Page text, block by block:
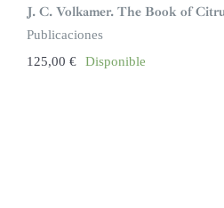
J. C. Volkamer. The Book of
Publicaciones
125,00 € Disponible